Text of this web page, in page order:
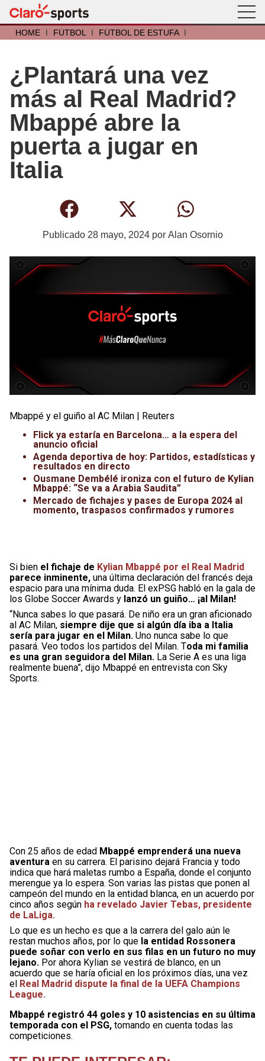
HOME I FÚTBOL I FÚTBOL DE ESTUFA I
¿Plantará una vez
más al Real Madrid?
Mbappé abre la
puerta a jugar en
Italia
Publicado 28 mayo, 2024por Alan Osornio
Mbappé y el guiño al AC Milan | Reuters
Flick ya estaría en Barcelona… a la espera del
anuncio oficial
Agenda deportiva de hoy: Partidos, estadísticas y
resultados en directo
Ousmane Dembélé ironiza con el futuro de Kylian
Mbappé: “Se va a Arabia Saudita”
Mercado de fichajes y pases de Europa 2024 al
momento, traspasos confirmados y rumores
Si bien el fichaje de Kylian Mbappé por el Real Madrid
parece inminente, una última declaración del francés deja
espacio para una mínima duda. El exPSG habló en la gala de
los Globe Soccer Awards y lanzó un guiño… ¡al Milan!
“Nunca sabes lo que pasará. De niño era un gran aficionado
al AC Milan, siempre dije que si algún día iba a Italia
sería para jugar en el Milan. Uno nunca sabe lo que
pasará. Veo todos los partidos del Milan. Toda mi familia
es una gran seguidora del Milan. La Serie A es una liga
realmente buena”, dijo Mbappé en entrevista con Sky
Sports.
Con 25 años de edad Mbappé emprenderá una nueva
aventura en su carrera. El parisino dejará Francia y todo
indica que hará maletas rumbo a España, donde el conjunto
merengue ya lo espera. Son varias las pistas que ponen al
campeón del mundo en la entidad blanca, en un acuerdo por
cinco años según ha revelado Javier Tebas, presidente
de LaLiga.
Lo que es un hecho es que a la carrera del galo aún le
restan muchos años, por lo que la entidad Rossonera
puede soñar con verlo en sus filas en un futuro no muy
lejano. Por ahora Kylian se vestirá de blanco, en un
acuerdo que se haría oficial en los próximos días, una vez
el Real Madrid dispute la final de la UEFA Champions
League.
Mbappé registró 44 goles y 10 asistencias en su última
temporada con el PSG, tomando en cuenta todas las
competiciones.